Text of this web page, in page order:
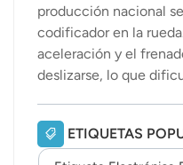
producción nacional
codificador en la
aceleración y el
deslizarse, lo que
corrección manual.
situación, muchos
gradualmente a utilizar
ETIQUETAS